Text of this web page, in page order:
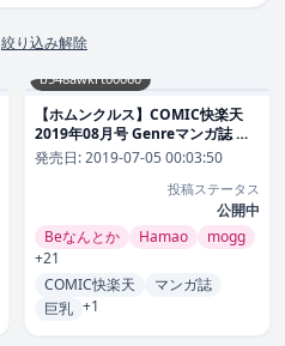
絞り込み解除
b548awkrt00060
【ホムンクルス】COMIC快楽天
2019年08月号 Genreマンガ誌 評
価3.80
発売日:2019-07-05 00:03:50
投稿ステータス
公開中
Beなんとか
Hamao
mogg
+21
COMIC快楽天
マンガ誌
巨乳 +1